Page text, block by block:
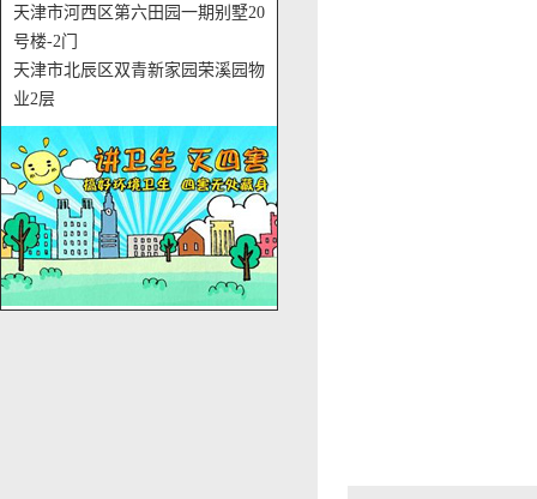
天津市河西区第六田园一期别墅20
号楼-2门
天津市北辰区双青新家园荣溪园物
业2层